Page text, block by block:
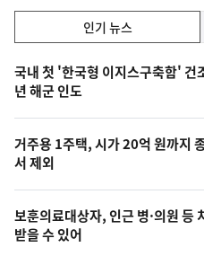
기,
최
신,
오
늘
의
영
상
인기 뉴스
인
기
뉴
스
국내 첫 '한국형 이지스구축함'
년 해군 인도
거주용 1주택, 시가 20억 원까지
서 제외
보훈의료대상자, 인근 병·의원 등
받을 수 있어